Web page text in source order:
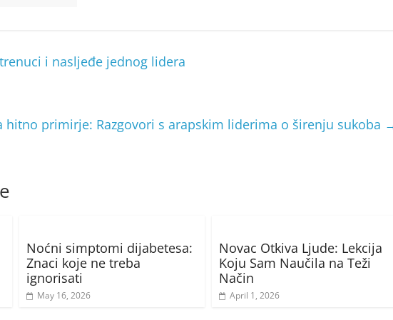
i nasljeđe jednog lidera
hitno primirje: Razgovori s arapskim liderima o širenju sukoba
Noćni simptomi dijabetesa:
Znaci koje ne treba
ignorisati
May 16, 2026
Novac Otkiva Ljude: Lekcija
Koju Sam Naučila na Teži
Način
April 1, 2026